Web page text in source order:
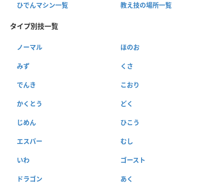
ひでんマシン一覧 教え技の場所一覧
タイプ別技一覧
ノーマル ほのお
みず くさ
でんき こおり
かくとう どく
じめん ひこう
エスパー むし
いわ ゴースト
ドラゴン あく